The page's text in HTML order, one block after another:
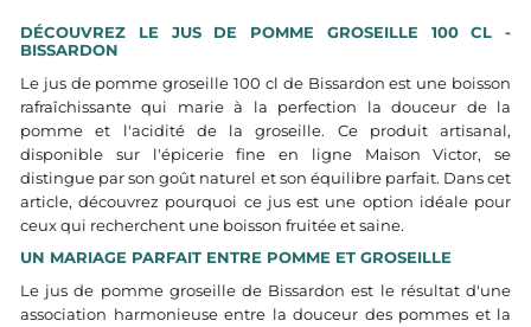
DÉCOUVREZ LE JUS DE POMME GROSEILLE 100 CL -
BISSARDON
Le jus de pomme groseille 100 cl de Bissardon est une boisson
rafraîchissante qui marie à la perfection la douceur de la
pomme et l'acidité de la groseille. Ce produit artisanal,
disponible sur l'épicerie fine en ligne Maison Victor, se
distingue par son goût naturel et son équilibre parfait. Dans cet
article, découvrez pourquoi ce jus est une option idéale pour
ceux qui recherchent une boisson fruitée et saine.
UN MARIAGE PARFAIT ENTRE POMME ET GROSEILLE
Le jus de pomme groseille de Bissardon est le résultat d'une
association harmonieuse entre la douceur des pommes et la